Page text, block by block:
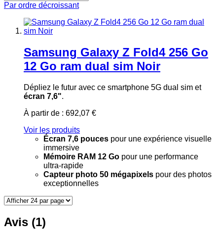
Par ordre décroissant
Samsung Galaxy Z Fold4 256 Go
12 Go ram dual sim Noir
Dépliez le futur avec ce smartphone 5G dual sim et
écran 7,6".
À partir de : 692,07 €
Voir les produits
Écran 7,6 pouces pour une expérience visuelle
immersive
Mémoire RAM 12 Go pour une performance
ultra-rapide
Capteur photo 50 mégapixels pour des photos
exceptionnelles
Avis (1)